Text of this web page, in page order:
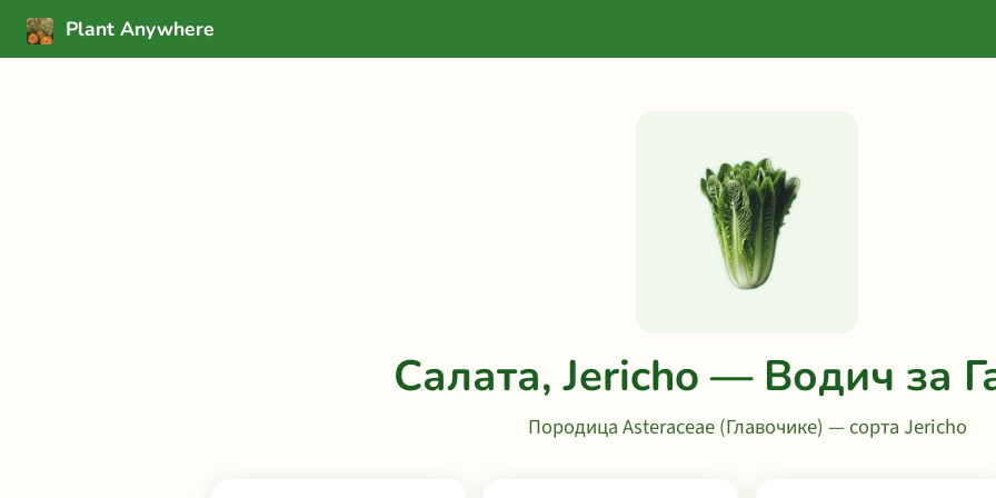
Plant Anywhere
Салата, Jericho — Водич за
Породица Asteraceae (Главочике) — сорта Jericho